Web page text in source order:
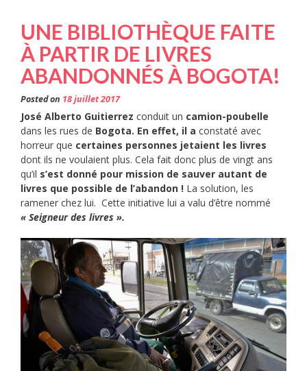
UNE BIBLIOTHÈQUE FAITE
À PARTIR DE LIVRES
ABANDONNÉS À BOGOTA!
Posted on 18 juillet 2017
José Alberto Guitierrez conduit un camion-poubelle
dans les rues de Bogota. En effet, il a constaté avec
horreur que certaines personnes jetaient les livres
dont ils ne voulaient plus. Cela fait donc plus de vingt ans
qu’il s’est donné pour mission de sauver autant de
livres que possible de l’abandon ! La solution, les
ramener chez lui. Cette initiative lui a valu d’être nommé
« Seigneur des livres ».